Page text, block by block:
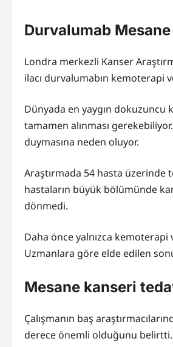
Durvalumab
Londra merkezli Kanser
ilacı durvalumabın kemoterapi
Dünyada en yaygın
tamamen alınması
duymasına neden oluyor.
Araştırmada 54 hasta
hastaların büyük bölümünde
dönmedi.
Daha önce yalnızca
Uzmanlara göre elde edilen
Mesane kanseri
Çalışmanın baş
derece önemli olduğunu belirtti.